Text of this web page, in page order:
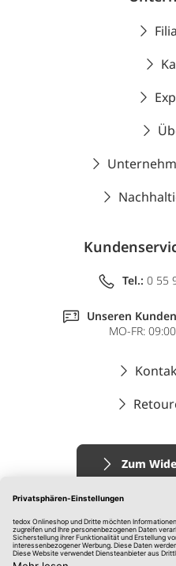
Tel.: 0 55
Unseren
MO-FR:
Zum